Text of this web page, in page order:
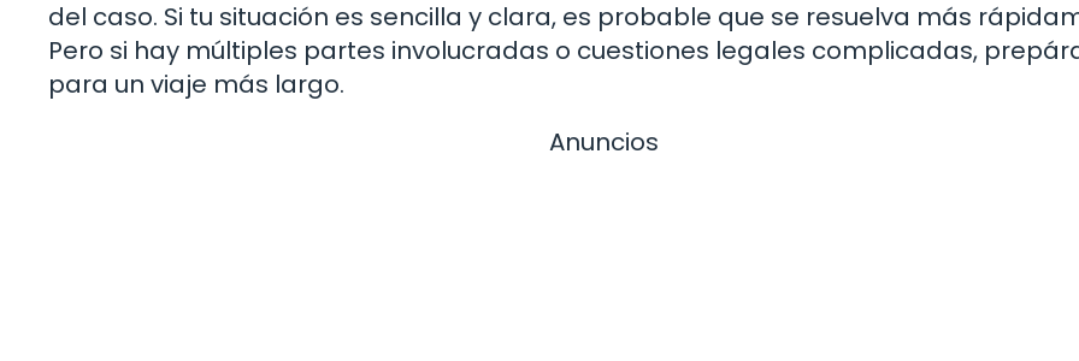
del caso. Si tu situación es sencilla y clara, es probable que se resuelva más
Pero si hay múltiples partes involucradas o cuestiones legales complicadas,
para un viaje más largo.
Anuncios